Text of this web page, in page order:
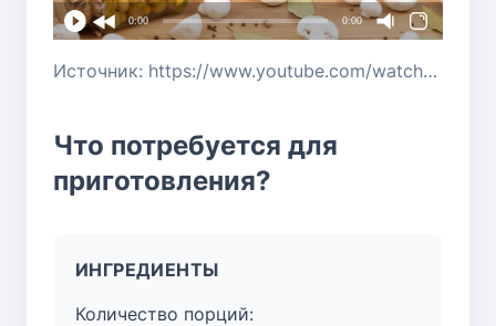
0:00 0:00
Источник: https://www.youtube.com/watch?v=mbI3DE10kDE
Что потребуется для
приготовления?
ИНГРЕДИЕНТЫ
Количество порций: